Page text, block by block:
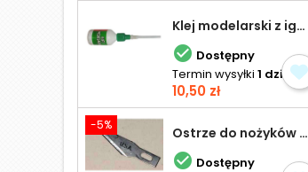
Klej modelarski z igłą 30 ml
 Dostępny
Termin wysyłki 1 dzień
Cena
10,50 zł
-5% Ostrze do nożyków Excel
 Dostępny